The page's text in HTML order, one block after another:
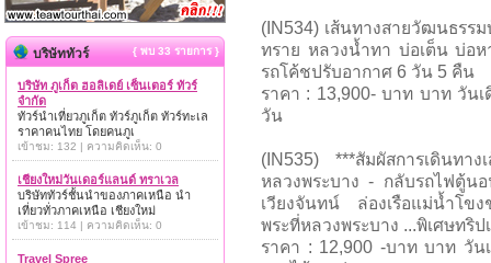
(IN534) เส้นทางสายวัฒนธรร
ทราย หลวงน้ำทา บ่อเต็น บ่อห
รถโค้ชปรับอากาศ 6 วัน 5 คืน
ราคา : 13,900- บาท บาท วัน
วัน
(IN535) ***สัมผัสการเดินทา
หลวงพระบาง - กลับรถไฟตู้น
เวียงจันทน์ ล่องเรือแม่น้ำโข
พระที่หลวงพระบาง ...พิเศษทริ
ราคา : 12,900 -บาท บาท วัน
บริษัททัวร์ { พบ 33 รายการ }
บริษัท ภูเก็ต ฮอลิเดย์ เซ็นเตอร์ ทัวร์
จำกัด
ทัวร์นำเที่ยวภูเก็ต ทัวร์ภูเก็ต ทัวร์ทะเล
ราคาคนไทย โดยคนภูเ
เข้าชม: 132 | ความคิดเห็น: 0
เชียงใหม่วันเดอร์แลนด์ ทราเวล
บริษัททัวร์ชั้นนำของภาคเหนือ นำ
เที่ยวทั่วภาคเหนือ เชียงใหม่
เข้าชม: 114 | ความคิดเห็น: 0
Travel Spree